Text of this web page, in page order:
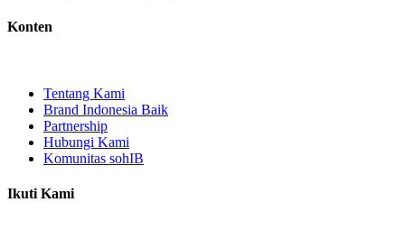
Konten
Tentang Kami
Brand Indonesia Baik
Partnership
Hubungi Kami
Komunitas sohIB
Ikuti Kami